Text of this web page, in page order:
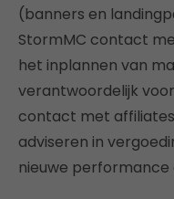
(banners en
StormMC contact
het inplannen van
verantwoordelijk
contact met
adviseren in
nieuwe